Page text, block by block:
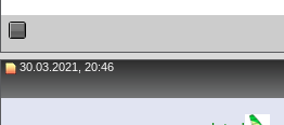
30.03.2021, 20:46